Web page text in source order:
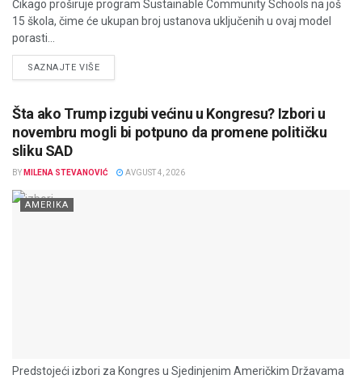
Čikago proširuje program Sustainable Community Schools na još
15 škola, čime će ukupan broj ustanova uključenih u ovaj model
porasti...
SAZNAJTE VIŠEDETAILS
Šta ako Trump izgubi većinu u Kongresu? Izbori u
novembru mogli bi potpuno da promene političku
sliku SAD
BY MILENA STEVANOVIĆ AVGUST 4, 2026
AMERIKA
Predstojeći izbori za Kongres u Sjedinjenim Američkim Državama